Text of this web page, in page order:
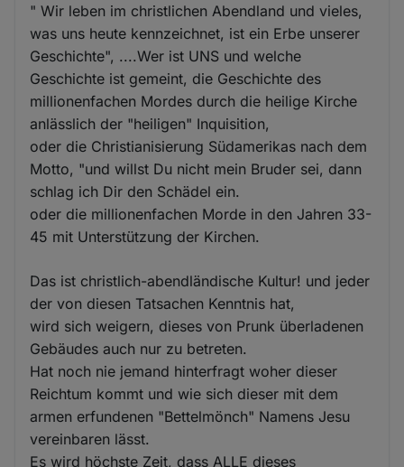
" Wir leben im christlichen Abendland und vieles,
was uns heute kennzeichnet, ist ein Erbe unserer
Geschichte", ....Wer ist UNS und welche
Geschichte ist gemeint, die Geschichte des
millionenfachen Mordes durch die heilige Kirche
anlässlich der "heiligen" Inquisition,
oder die Christianisierung Südamerikas nach dem
Motto, "und willst Du nicht mein Bruder sei, dann
schlag ich Dir den Schädel ein.
oder die millionenfachen Morde in den Jahren 33-
45 mit Unterstützung der Kirchen.
Das ist christlich-abendländische Kultur! und jeder
der von diesen Tatsachen Kenntnis hat,
wird sich weigern, dieses von Prunk überladenen
Gebäudes auch nur zu betreten.
Hat noch nie jemand hinterfragt woher dieser
Reichtum kommt und wie sich dieser mit dem
armen erfundenen "Bettelmönch" Namens Jesu
vereinbaren lässt.
Es wird höchste Zeit, dass ALLE dieses